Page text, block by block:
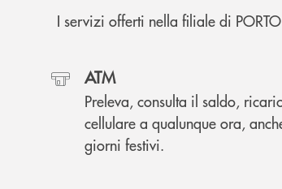
I servizi offerti nella filiale di
ATM
Preleva, consulta il saldo,
cellulare a qualunque ora,
giorni festivi.